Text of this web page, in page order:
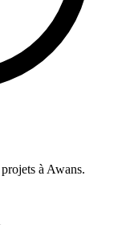
à Awans.